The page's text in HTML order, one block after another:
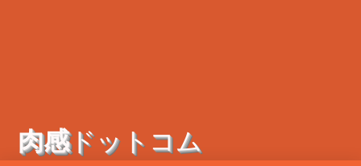
肉感ドットコム